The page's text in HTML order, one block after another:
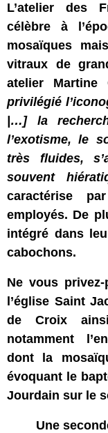
L’atelier des
célèbre à
mosaïques
vitraux de
atelier
privilégié
|…] la
l’exotisme, le
très fluides,
souvent
caractérise
employés. De
intégré dans
cabochons.
Ne vous
l’église Saint
de Croix
notamment
dont la
évoquant le
Jourdain sur le
Une